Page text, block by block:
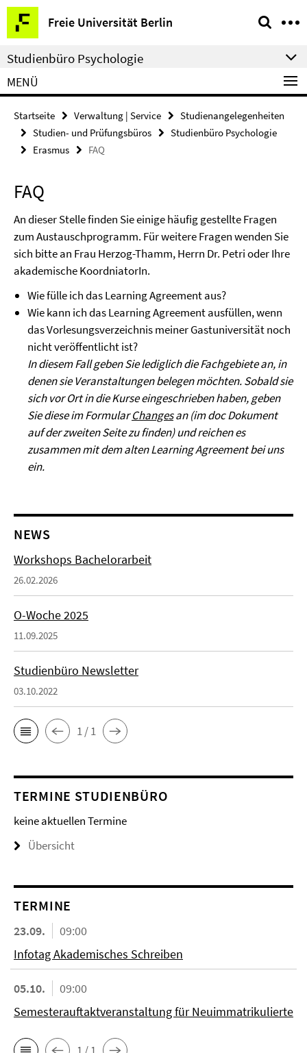
Springe
direkt
zu
Inhalt
Freie Universität Berlin
Service-
Navigation
Studienbüro Psychologie
MENÜ
Startseite Verwaltung | Service
Studienangelegenheiten
Studien- und Prüfungsbüros
Studienbüro Psychologie
Erasmus
FAQ
FAQ
An dieser Stelle finden Sie einige häufig gestellte Fragen
zum Austauschprogramm. Für weitere Fragen wenden Sie
sich bitte an Frau Herzog-Thamm, Herrn Dr. Petri oder Ihre
akademische KoordniatorIn.
Wie fülle ich das Learning Agreement aus?
Wie kann ich das Learning Agreement ausfüllen, wenn
das Vorlesungsverzeichnis meiner Gastuniversität noch
nicht veröffentlicht ist?
In diesem Fall geben Sie lediglich die Fachgebiete an, in
denen sie Veranstaltungen belegen möchten. Sobald sie
sich vor Ort in die Kurse eingeschrieben haben, geben
Sie diese im FormularChangesan (im doc Dokument
auf der zweiten Seite zu finden) und reichen es
zusammen mit dem alten Learning Agreement bei uns
ein.
NEWS
Workshops Bachelorarbeit
26.02.2026
O-Woche 2025
11.09.2025
Studienbüro Newsletter
03.10.2022
1 / 1
TERMINE STUDIENBÜRO
keine aktuellen Termine
Übersicht
TERMINE
23.09.
09:00
Infotag Akademisches Schreiben
05.10.
09:00
Semesterauftaktveranstaltung für Neuimmatrikulierte
1 / 1